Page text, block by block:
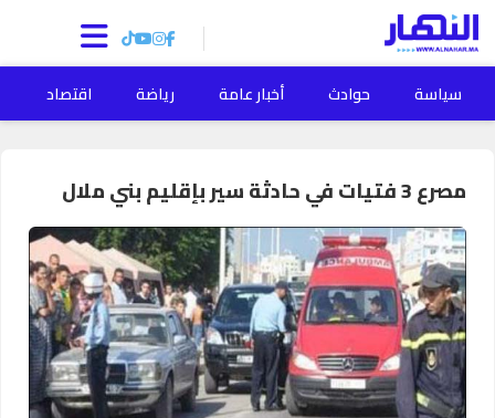
سياسة حوادث أخبار عامة رياضة اقتصاد
مصرع 3 فتيات في حادثة سير بإقليم بني ملال